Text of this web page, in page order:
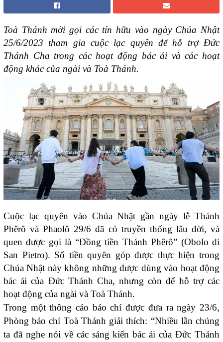
Toà Thánh mời gọi các tín hữu vào ngày Chúa Nhật
25/6/2023 tham gia cuộc lạc quyên để hỗ trợ Đức
Thánh Cha trong các hoạt động bác ái và các hoạt
động khác của ngài và Toà Thánh.
Cuộc lạc quyên vào Chúa Nhật gần ngày lễ Thánh
Phêrô và Phaolô 29/6 đã có truyền thống lâu đời, và
quen được gọi là “Đồng tiền Thánh Phêrô” (Obolo di
San Pietro). Số tiền quyên góp được thực hiện trong
Chúa Nhật này không những được dùng vào hoạt động
bác ái của Đức Thánh Cha, nhưng còn để hỗ trợ các
hoạt động của ngài và Toà Thánh.
Trong một thông cáo báo chí được đưa ra ngày 23/6,
Phòng báo chí Toà Thánh giải thích: “Nhiều lần chúng
ta đã nghe nói về các sáng kiến bác ái của Đức Thánh